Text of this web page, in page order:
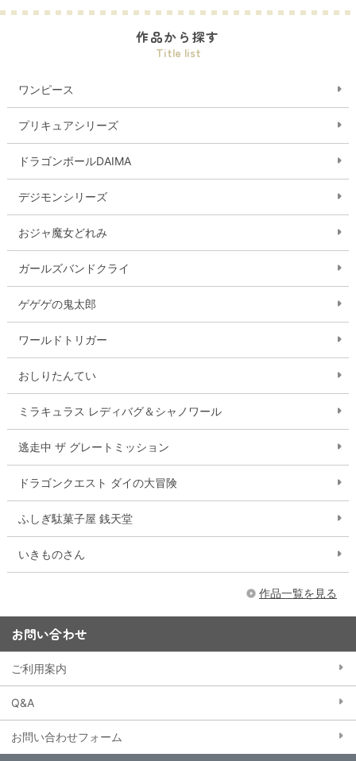
作品から探す
Title list
ワンピース
プリキュアシリーズ
ドラゴンボールDAIMA
デジモンシリーズ
おジャ魔女どれみ
ガールズバンドクライ
ゲゲゲの鬼太郎
ワールドトリガー
おしりたんてい
ミラキュラス レディバグ＆シャノワール
逃走中 ザ グレートミッション
ドラゴンクエスト ダイの大冒険
ふしぎ駄菓子屋 銭天堂
いきものさん
作品一覧を見る
お問い合わせ
ご利用案内
Q&A
お問い合わせフォーム